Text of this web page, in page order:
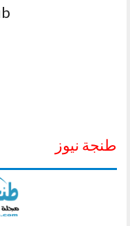
طنجة نيوز